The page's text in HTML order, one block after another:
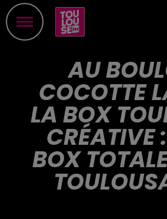
AU
COCOTTE
LA BOX
CRÉATIVE
BOX